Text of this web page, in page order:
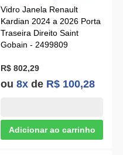
Vidro Janela Renault
Kardian 2024 a 2026 Porta
Traseira Direito Saint
Gobain - 2499809
R$ 802,29
ou 8x de R$ 100,28